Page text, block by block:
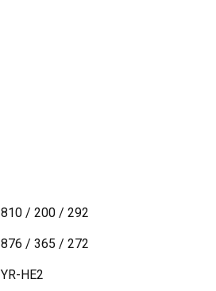
810 / 200 / 292
876 / 365 / 272
YR-HE2